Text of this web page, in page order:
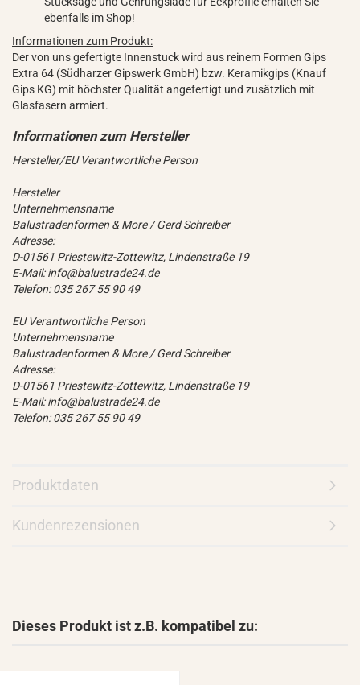
ebenfalls im Shop!
Informationen zum Produkt:
Der von uns gefertigte Innenstuck wird aus reinem Formen Gips
Extra 64 (Südharzer Gipswerk GmbH) bzw. Keramikgips (Knauf
Gips KG) mit höchster Qualität angefertigt und zusätzlich mit
Glasfasern armiert.
Hersteller/EU Verantwortliche Person
Hersteller
Unternehmensname
Balustradenformen & More / Gerd Schreiber
Adresse:
D-01561 Priestewitz-Zottewitz, Lindenstraße 19
E-Mail: info@balustrade24.de
Telefon: 035 267 55 90 49
EU Verantwortliche Person
Unternehmensname
Balustradenformen & More / Gerd Schreiber
Adresse:
D-01561 Priestewitz-Zottewitz, Lindenstraße 19
E-Mail: info@balustrade24.de
Telefon: 035 267 55 90 49
Produktdaten
Kundenrezensionen
Dieses Produkt ist z.B. kompatibel zu: